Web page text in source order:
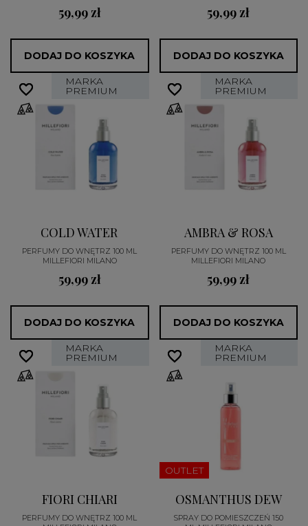
59,99 zł
DODAJ DO KOSZYKA
59,99 zł
DODAJ DO KOSZYKA
MARKA
PREMIUM
COLD WATER
PERFUMY DO WNĘTRZ 100 ML
MILLEFIORI MILANO
59,99 zł
DODAJ DO KOSZYKA
favorite_border
favorite_border MARKA
PREMIUM
AMBRA & ROSA
PERFUMY DO WNĘTRZ 100 ML
MILLEFIORI MILANO
59,99 zł
DODAJ DO KOSZYKA
favorite_border
favorite_border
MARKA
PREMIUM
FIORI CHIARI
PERFUMY DO WNĘTRZ 100 ML
favorite_border
favorite_border MARKA
PREMIUM
OUTLET
OSMANTHUS DEW
SPRAY DO POMIESZCZEŃ 150
favorite_border
favorite_border